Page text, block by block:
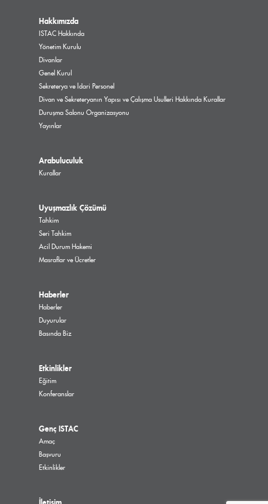
Hakkımızda
ISTAC Hakkında
Yönetim Kurulu
Divanlar
Genel Kurul
Sekreterya ve İdari Personel
Divan ve Sekreteryanın Yapısı ve Çalışma Usulleri Hakkında Kurallar
Duruşma Salonu Organizasyonu
Yayınlar
Arabuluculuk
Kurallar
Uyuşmazlık Çözümü
Tahkim
Seri Tahkim
Acil Durum Hakemi
Masraflar ve Ücretler
Haberler
Haberler
Duyurular
Basında Biz
Etkinlikler
Eğitim
Konferanslar
Genç ISTAC
Amaç
Başvuru
Etkinlikler